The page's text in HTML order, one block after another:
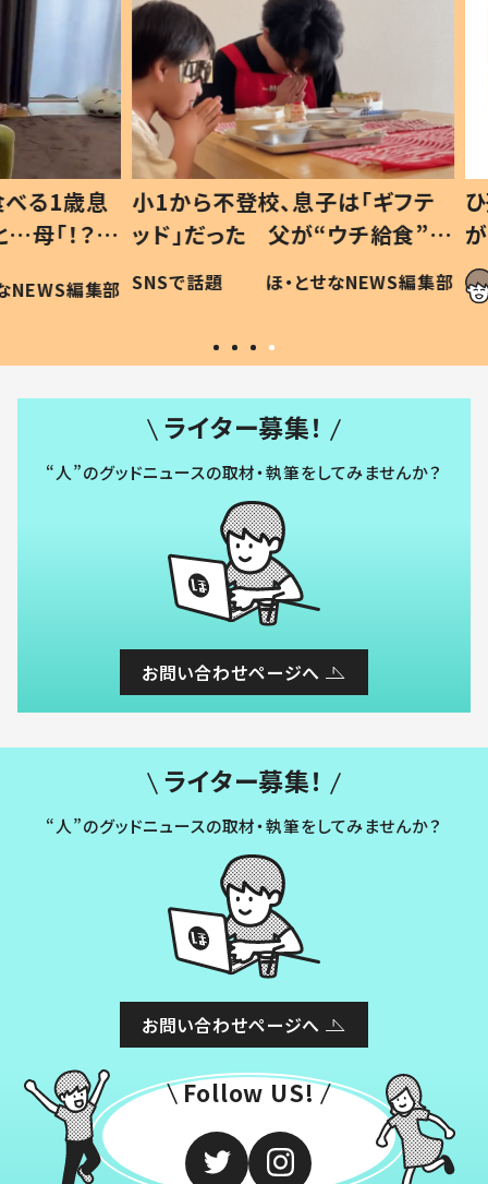
歳息
？」
編集部
小1から不登校、息子は「ギフテ
ッド」だった 父が“ウチ給食”を
作り続ける理由とは #令和の親
#令和の子
SNSで話題 ほ・とせなNEWS編集部
ひ孫
が、
「涙が
い」
ライター募集！
“人”のグッドニュースの取材・執筆をしてみませんか？
お問い合わせページへ
ライター募集！
“人”のグッドニュースの取材・執筆をしてみませんか？
お問い合わせページへ
Follow US!